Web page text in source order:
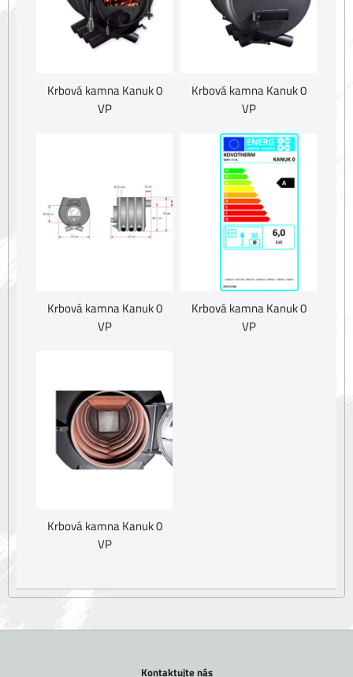
Krbová kamna Kanuk 0
VP
Krbová kamna Kanuk 0
VP
Krbová kamna Kanuk 0
VP
Krbová kamna Kanuk 0
VP
Krbová kamna Kanuk 0
VP
Kontaktujte nás